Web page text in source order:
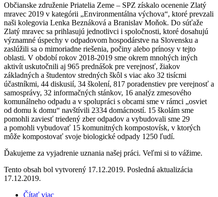
Občianske združenie Priatelia Zeme – SPZ získalo ocenenie Zlatý
mravec 2019 v kategórii „Environmentálna výchova“, ktoré prevzali
naši kolegovia Lenka Beznáková a Branislav Moňok. Do súťaže
Zlatý mravec sa prihlasujú jednotlivci i spoločnosti, ktoré dosahujú
významné úspechy v odpadovom hospodárstve na Slovensku a
zaslúžili sa o mimoriadne riešenia, počiny alebo prínosy v tejto
oblasti. V období rokov 2018-2019 sme okrem mnohých iných
aktivít uskutočnili aj 965 prednášok pre verejnosť, žiakov
základných a študentov stredných škôl s viac ako 32 tisícmi
účastníkmi, 44 diskusií, 34 školení, 817 poradenstiev pre verejnosť a
samosprávy, 32 informačných stánkov, 16 analýz zmesového
komunálneho odpadu a v spolupráci s obcami sme v rámci „osviet
od domu k domu“ navštívili 2334 domácností. 15 školám sme
pomohli zaviesť triedený zber odpadov a vybudovali sme 29
a pomohli vybudovať 15 komunitných kompostovísk, v ktorých
môže kompostovať svoje biologické odpady 1250 ľudí.
Ďakujeme za vyjadrenie uznania našej práci. Veľmi si to vážime.
Tento obsah bol vytvorený 17.12.2019. Posledná aktualizácia
17.12.2019.
Čítať viac